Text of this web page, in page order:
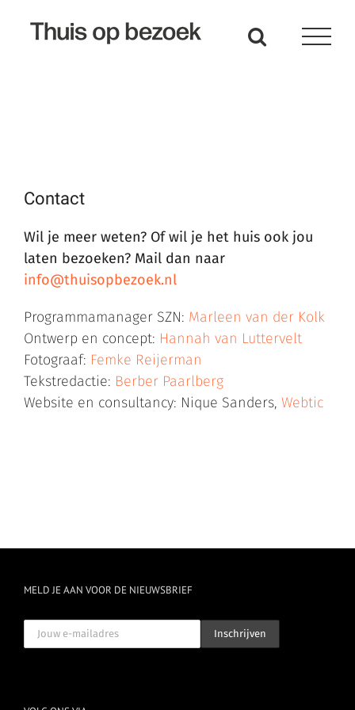
Contact
Wil je meer weten? Of wil je het huis ook jou
laten bezoeken? Mail dan naar
info@thuisopbezoek.nl
Programmamanager SZN: Marleen van der Kolk
Ontwerp en concept: Hannah van Luttervelt
Fotograaf: Femke Reijerman
Tekstredactie: Berber Paarlberg
Website en consultancy: Nique Sanders, Webtic
MELD JE AAN VOOR DE NIEUWSBRIEF